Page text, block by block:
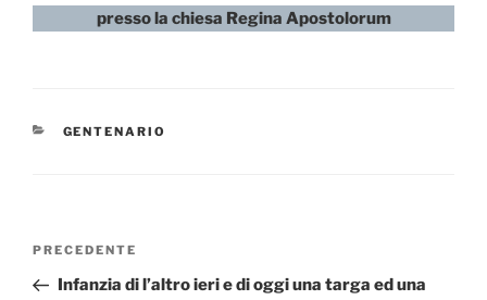
presso la chiesa Regina Apostolorum
CATEGORIE
GENTENARIO
Navigazione
Articolo
precedente:
PRECEDENTE
Infanzia di l’altro ieri e di oggi una targa ed una